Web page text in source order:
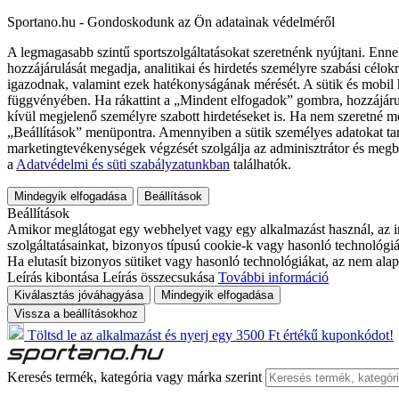
Sportano.hu - Gondoskodunk az Ön adatainak védelméről
A legmagasabb szintű sportszolgáltatásokat szeretnénk nyújtani.
hozzájárulását megadja, analitikai és hirdetés személyre szabási
igazodnak, valamint ezek hatékonyságának mérését. A sütik és
függvényében. Ha rákattint a „Mindent elfogadok” gombra,
kívül megjelenő személyre szabott hirdetéseket is. Ha nem szeretné
„Beállítások” menüpontra. Amennyiben a sütik személyes adatokat
marketingtevékenységek végzését szolgálja az adminisztrátor és
a Adatvédelmi és süti szabályzatunkban találhatók.
Mindegyik elfogadása Beállítások
Beállítások
Amikor meglátogat egy webhelyet vagy egy alkalmazást használ,
szolgáltatásainkat, bizonyos típusú cookie-k vagy hasonló
Ha elutasít bizonyos sütiket vagy hasonló technológiákat, az nem
Leírás kibontása Leírás összecsukása További információ
Kiválasztás jóváhagyása
Mindegyik elfogadása
Vissza a beállításokhoz
Töltsd le az alkalmazást és nyerj egy 3500 Ft értékű kuponkódot!
Keresés termék, kategória vagy márka szerint